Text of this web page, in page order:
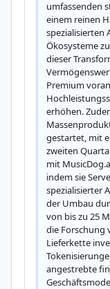
umfassenden
einem reinen
spezialisierten
Ökosysteme
dieser
Premium
erhöhen.
gestartet, mit
zweiten
mit
indem sie
spezialisierter
der Umbau
von bis zu 25
die Forschung
Lieferkette
angestrebte